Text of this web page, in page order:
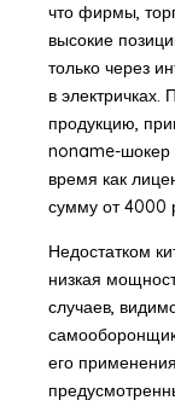
что фирмы,
высокие
только через
в
продукцию,
noname-шокер
время как
сумму от 4000
Недостатком
низкая
случаев,
его